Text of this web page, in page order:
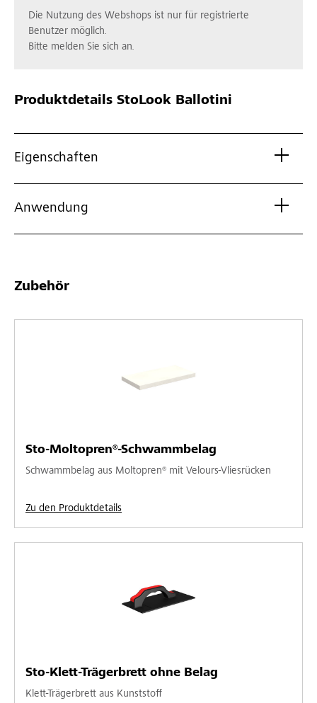
Die Nutzung des Webshops ist nur für registrierte
Benutzer möglich.
Bitte melden Sie sich an.
Produktdetails StoLook Ballotini
Eigenschaften
Anwendung
Zubehör
Sto-Moltopren®-Schwammbelag
Schwammbelag aus Moltopren® mit Velours-Vliesrücken
Zu den Produktdetails
Sto-Klett-Trägerbrett ohne Belag
Klett-Trägerbrett aus Kunststoff